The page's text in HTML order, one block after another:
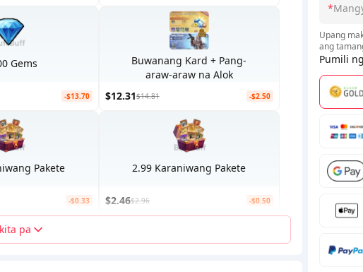
*
Upang
ang
Pumili
Gems
-$13.70
Buwanang Kard + Pang-
araw-araw na Alok
$12.31$14.81 -$2.50
Pakete
-$0.33
2.99 Karaniwang Pakete
$2.46$2.96 -$0.50
pa